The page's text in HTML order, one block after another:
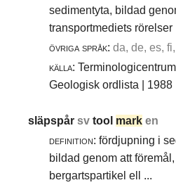
sedimentyta, bildad
transportmediets rörelser
övriga språk: da, de, es,
källa:
Geologisk ordlista | 1988
släpspårsvtool mark en
definition: fördjupning i
bildad genom att föremål,
bergartspartikel ell ...